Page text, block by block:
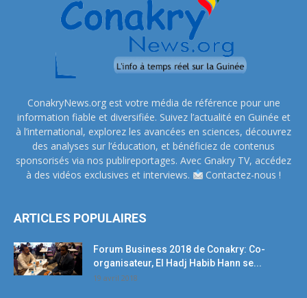
ConakryNews.org est votre média de référence pour une
information fiable et diversifiée. Suivez l’actualité en Guinée et
à l’international, explorez les avancées en sciences, découvrez
des analyses sur l’éducation, et bénéficiez de contenus
sponsorisés via nos publireportages. Avec Gnakry TV, accédez
à des vidéos exclusives et interviews.
Contactez-nous !
ARTICLES POPULAIRES
Forum Business 2018 de Conakry: Co-
organisateur, El Hadj Habib Hann se...
19 avril 2018